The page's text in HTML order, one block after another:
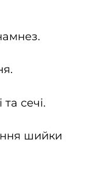
сечі.
шийки